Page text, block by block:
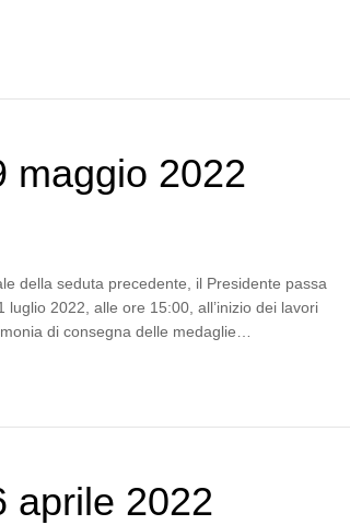
maggio 2022
della seduta precedente, il Presidente passa
2022, alle ore 15:00, all’inizio dei lavori
di consegna delle medaglie…
aprile 2022